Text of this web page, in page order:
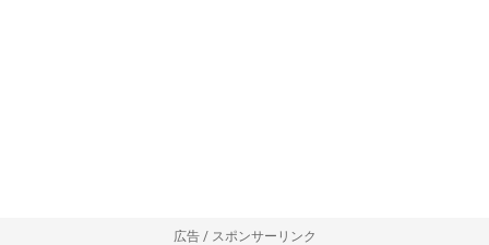
広告 / スポンサーリンク